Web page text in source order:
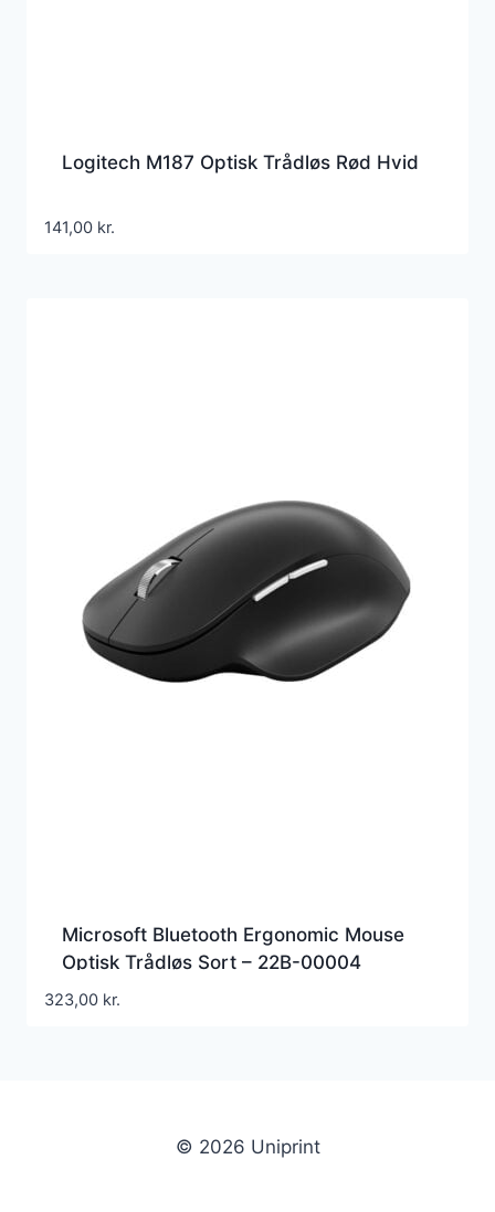
Logitech M187 Optisk Trådløs Rød Hvid
141,00 kr.
Microsoft Bluetooth Ergonomic Mouse
Optisk Trådløs Sort – 22B-00004
323,00 kr.
© 2026 Uniprint